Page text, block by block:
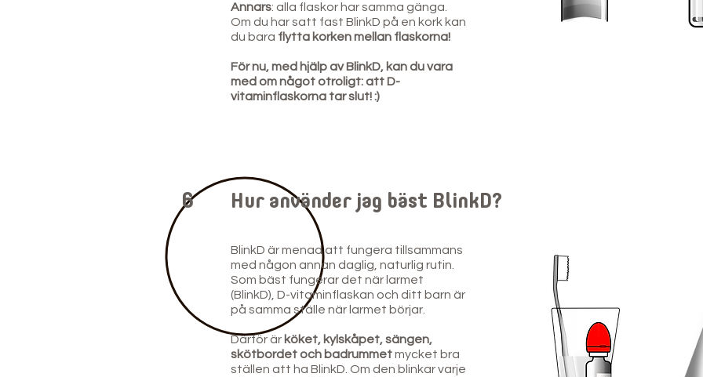
Annars: alla flaskor har samma gänga.
Om du har satt fast BlinkD på en kork kan
du bara flytta korken mellan flaskorna!
För nu, med hjälp av BlinkD, kan du vara
med om något otroligt: att D-
vitaminflaskorna tar slut! :)
6 Hur använder jag bäst BlinkD?
BlinkD är menad att fungera tillsammans
med någon annan daglig, naturlig rutin.
Som bäst fungerar det när larmet
(BlinkD), D-vitaminflaskan och ditt barn är
på samma ställe när larmet börjar.
Därför är köket, kylskåpet, sängen,
skötbordet och badrummetmycket bra
ställen att ha BlinkD. Om den blinkar varje